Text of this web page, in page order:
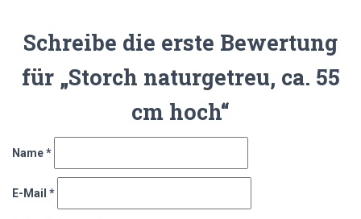
Schreibe die erste Bewertung
für „Storch naturgetreu, ca. 55
cm hoch“
Name*
E-Mail *